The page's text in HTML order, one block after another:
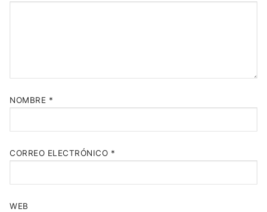
NOMBRE *
CORREO ELECTRÓNICO *
WEB